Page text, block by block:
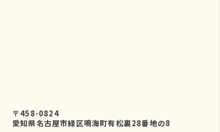
〒458-0824
愛知県名古屋市緑区鳴海町有松裏28番地の8